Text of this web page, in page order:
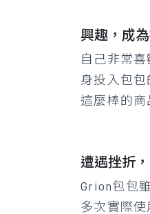
興趣，成
自己非常
身投入包
這麼棒的商
遭遇挫折
Grion包包
多次實際